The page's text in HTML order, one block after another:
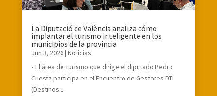
La Diputació de València analiza cómo
implantar el turismo inteligente en los
municipios de la provincia
Jun 3, 2026| Noticias
• El área de Turismo que dirige el diputado Pedro
Cuesta participa en el Encuentro de Gestores DTI
(Destinos...